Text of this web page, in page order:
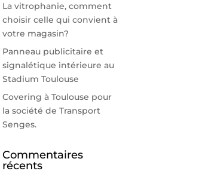
La vitrophanie, comment
choisir celle qui convient à
votre magasin?
Panneau publicitaire et
signalétique intérieure au
Stadium Toulouse
Covering à Toulouse pour
la société de Transport
Senges.
Commentaires
récents